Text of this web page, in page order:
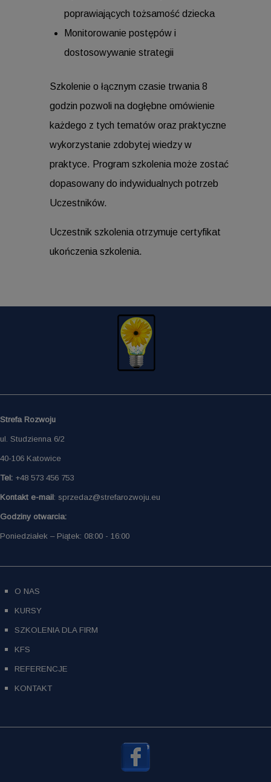
poprawiających tożsamość dziecka
Monitorowanie postępów i
dostosowywanie strategii
Szkolenie o łącznym czasie trwania 8
godzin pozwoli na dogłębne omówienie
każdego z tych tematów oraz praktyczne
wykorzystanie zdobytej wiedzy w
praktyce. Program szkolenia może zostać
dopasowany do indywidualnych potrzeb
Uczestników.
Uczestnik szkolenia otrzymuje certyfikat
ukończenia szkolenia.
Strefa Rozwoju
ul. Studzienna 6/2
40-106 Katowice
Tel: +48 573 456 753
Kontakt e-mail: sprzedaz@strefarozwoju.eu
Godziny otwarcia:
Poniedziałek – Piątek: 08:00 - 16:00
O NAS
KURSY
SZKOLENIA DLA FIRM
KFS
REFERENCJE
KONTAKT